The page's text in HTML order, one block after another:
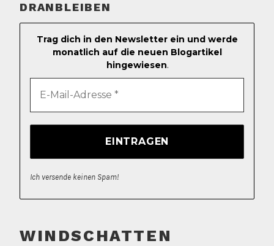
DRANBLEIBEN
Trag dich in den Newsletter ein und werde
monatlich auf die neuen Blogartikel
hingewiesen.
Ich versende keinen Spam!
WINDSCHATTEN